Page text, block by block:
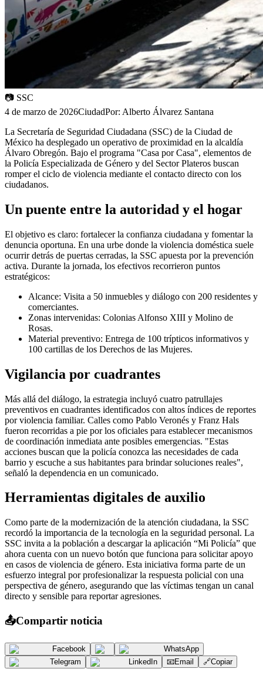
📷 SSC
4 de marzo de 2026CiudadPor: Alberto Álvarez Santana
La Secretaría de Seguridad Ciudadana (SSC) de la Ciudad de
México ha desplegado un operativo de proximidad en la alcaldía
Álvaro Obregón. Bajo el programa "Casa por Casa", elementos de
la Policía Especializada de Género y del Sector Plateros buscan
romper el ciclo de violencia mediante el contacto directo con los
ciudadanos.
Un puente entre la autoridad y el hogar
El objetivo es claro: fortalecer la confianza ciudadana y fomentar la
denuncia oportuna. En una urbe donde la violencia doméstica suele
ocurrir detrás de puertas cerradas, la SSC apuesta por la prevención
activa. Durante la jornada, los efectivos recorrieron puntos
estratégicos:
Alcance: Visita a 50 inmuebles y diálogo con 200 residentes y
comerciantes.
Zonas intervenidas: Colonias Alfonso XIII y Molino de
Rosas.
Material preventivo: Entrega de 100 trípticos informativos y
100 cartillas de los Derechos de las Mujeres.
Vigilancia por cuadrantes
Más allá del diálogo, la estrategia incluyó cuatro patrullajes
preventivos en cuadrantes identificados con altos índices de reportes
por violencia familiar. Calles como Pablo Veronés y Franz Hals
fueron recorridas a pie por los oficiales para establecer mecanismos
de coordinación inmediata ante posibles emergencias. "Estas
acciones buscan que la policía conozca las necesidades de cada
barrio y escuche a sus habitantes para brindar soluciones reales",
señaló la dependencia en un comunicado.
Herramientas digitales de auxilio
Como parte de la modernización de la atención ciudadana, la SSC
recordó la importancia de la tecnología en la seguridad personal. La
SSC invita a la población a descargar la aplicación “Mi Policía” que
ahora cuenta con un nuevo botón que funciona para solicitar apoyo
en casos de violencia de género. Esta iniciativa forma parte de un
esfuerzo integral por profesionalizar la respuesta policial con una
perspectiva de género, asegurando que las víctimas tengan un canal
directo y sensible para reportar agresiones.
📤Compartir noticia
Facebook
WhatsApp
Telegram
LinkedIn 📧Email 🔗Copiar